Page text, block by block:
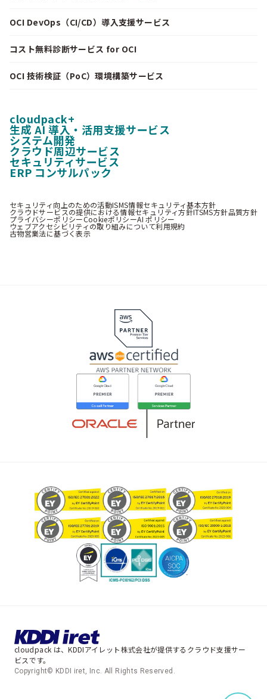
OCI DevOps（CI/CD）導入支援サービス
コスト無料診断サービス for OCI
OCI 技術検証（PoC）環境構築サービス
cloudpack+
生成 AI 導入・活用支援サービス
システム開発
クラウド周辺サービス
セキュリティサービス
ERP コンサルパック
セキュリティ向上のための活動ISMS情報セキュリティ基本方針
クラウドサービスの提供における情報セキュリティ方針ITSMS方針品質方針
プライバシーポリシーCookieポリシーAI ポリシー
ウェブアクセシビリティの取り組みについて利用規約
古物営業法に基づく表示
cloudpack は、KDDIアイレット株式会社が提供するクラウド支援サー
ビスです。
Copyright© KDDI iret, Inc. All Rights Reserved.